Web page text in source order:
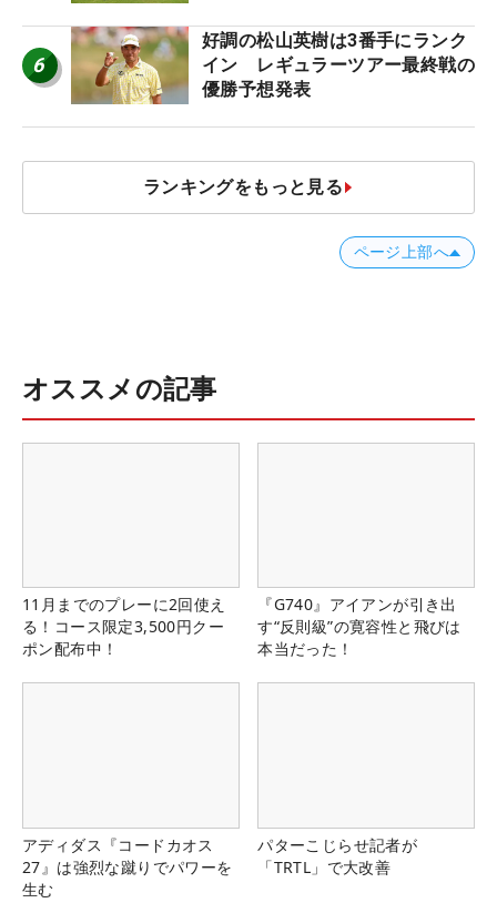
6
好調の松山英樹は3番手にランク
イン レギュラーツアー最終戦の
優勝予想発表
ランキングをもっと見る
ページ上部へ
オススメの記事
11月までのプレーに2回使え
る！コース限定3,500円クー
ポン配布中！
『G740』アイアンが引き出
す“反則級”の寛容性と飛びは
本当だった！
アディダス『コードカオス
27』は強烈な蹴りでパワーを
生む
パターこじらせ記者が
「TRTL」で大改善